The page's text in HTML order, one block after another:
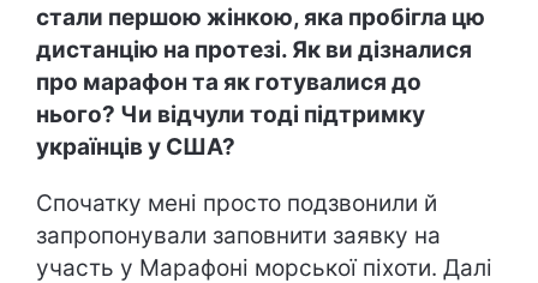
стали першою жінкою, яка пробігла цю
дистанцію на протезі. Як ви дізналися
про марафон та як готувалися до
нього? Чи відчули тоді підтримку
українців у США?
Спочатку мені просто подзвонили й
запропонували заповнити заявку на
участь у Марафоні морської піхоти. Далі